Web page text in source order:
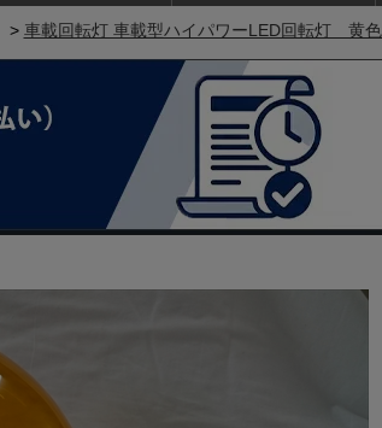
> 車載回転灯 車載型ハイパワーLED回転灯 黄